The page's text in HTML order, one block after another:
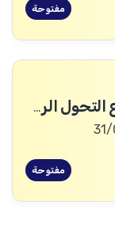
مفتوحة
أخصائي DevOps - قطاع التحول الرقمي
مفتوحة